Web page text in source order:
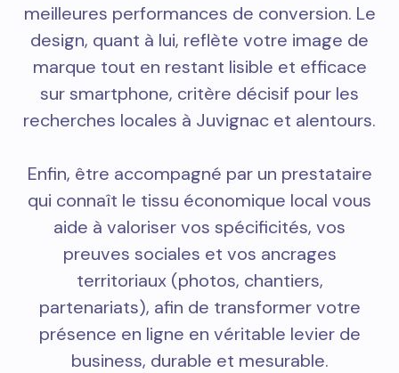
meilleures performances de conversion. Le
design, quant à lui, reflète votre image de
marque tout en restant lisible et efficace
sur smartphone, critère décisif pour les
recherches locales à Juvignac et alentours.
Enfin, être accompagné par un prestataire
qui connaît le tissu économique local vous
aide à valoriser vos spécificités, vos
preuves sociales et vos ancrages
territoriaux (photos, chantiers,
partenariats), afin de transformer votre
présence en ligne en véritable levier de
business, durable et mesurable.